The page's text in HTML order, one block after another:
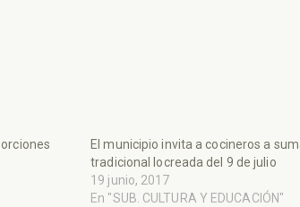
El municipio invita a cocineros a
tradicional locreada del 9 de julio
19 junio, 2017
En "SUB. CULTURA Y EDUCACIÓN"